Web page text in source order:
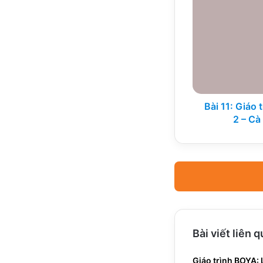
Tập
chua
Bài 11: Giáo
2 –
Bài viết liên
Giáo trình BOYA: